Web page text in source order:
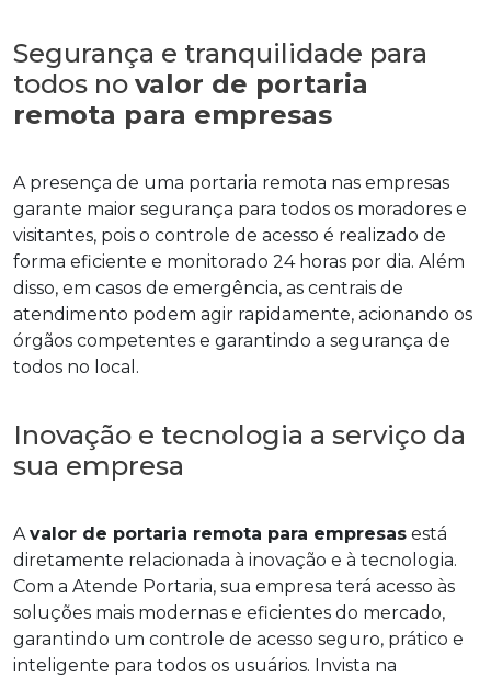
Segurança e tranquilidade para
todos no valor de portaria
remota para empresas
A presença de uma portaria remota nas empresas
garante maior segurança para todos os moradores e
visitantes, pois o controle de acesso é realizado de
forma eficiente e monitorado 24 horas por dia. Além
disso, em casos de emergência, as centrais de
atendimento podem agir rapidamente, acionando os
órgãos competentes e garantindo a segurança de
todos no local.
Inovação e tecnologia a serviço da
sua empresa
Avalor de portaria remota para empresas está
diretamente relacionada à inovação e à tecnologia.
Com a Atende Portaria, sua empresa terá acesso às
soluções mais modernas e eficientes do mercado,
garantindo um controle de acesso seguro, prático e
inteligente para todos os usuários. Invista na